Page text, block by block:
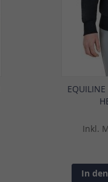
EQUILINE
Inkl.
In